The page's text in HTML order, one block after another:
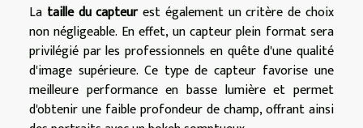
La taille du capteurest également un critère de choix
non négligeable. En effet, un capteur plein format sera
privilégié par les professionnels en quête d'une qualité
d'image supérieure. Ce type de capteur favorise une
meilleure performance en basse lumière et permet
d'obtenir une faible profondeur de champ, offrant ainsi